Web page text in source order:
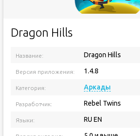
Dragon Hills
Название: Dragon Hills
Версия приложения: 1.4.8
Категория: Аркады
Разработчик: Rebel Twins
Языки: RU EN